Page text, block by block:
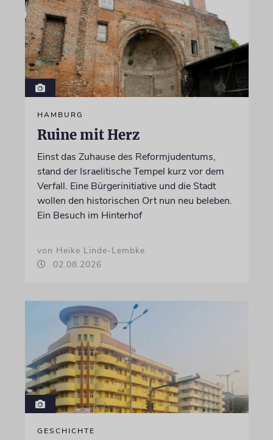
HAMBURG
Ruine mit Herz
Einst das Zuhause des Reformjudentums,
stand der Israelitische Tempel kurz vor dem
Verfall. Eine Bürgerinitiative und die Stadt
wollen den historischen Ort nun neu beleben.
Ein Besuch im Hinterhof
von Heike Linde-Lembke
02.08.2026
GESCHICHTE